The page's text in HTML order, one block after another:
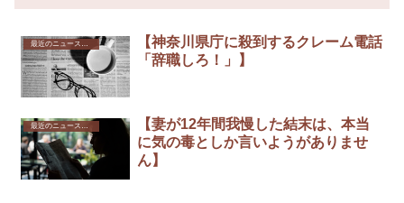
最近のニュースから
【神奈川県庁に殺到するクレーム電話
「辞職しろ！」】
最近のニュースから
【妻が12年間我慢した結末は、本当
に気の毒としか言いようがありませ
ん】